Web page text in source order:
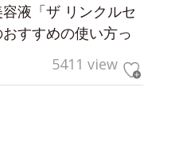
液「ザ リンクルセ
すすめの使い方っ
5411 view